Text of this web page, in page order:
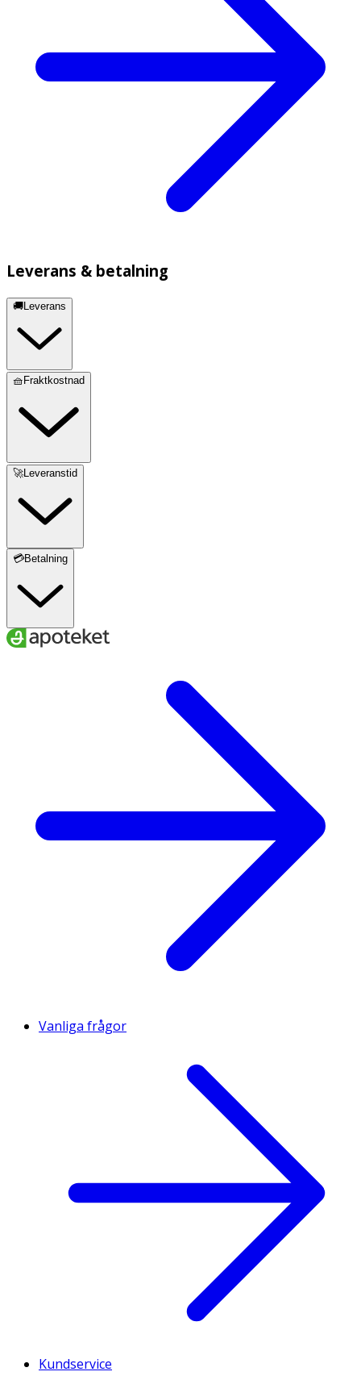
Leverans & betalning
🚚Leverans
🧺Fraktkostnad
🚀Leveranstid
💳Betalning
Vanliga frågor
Kundservice